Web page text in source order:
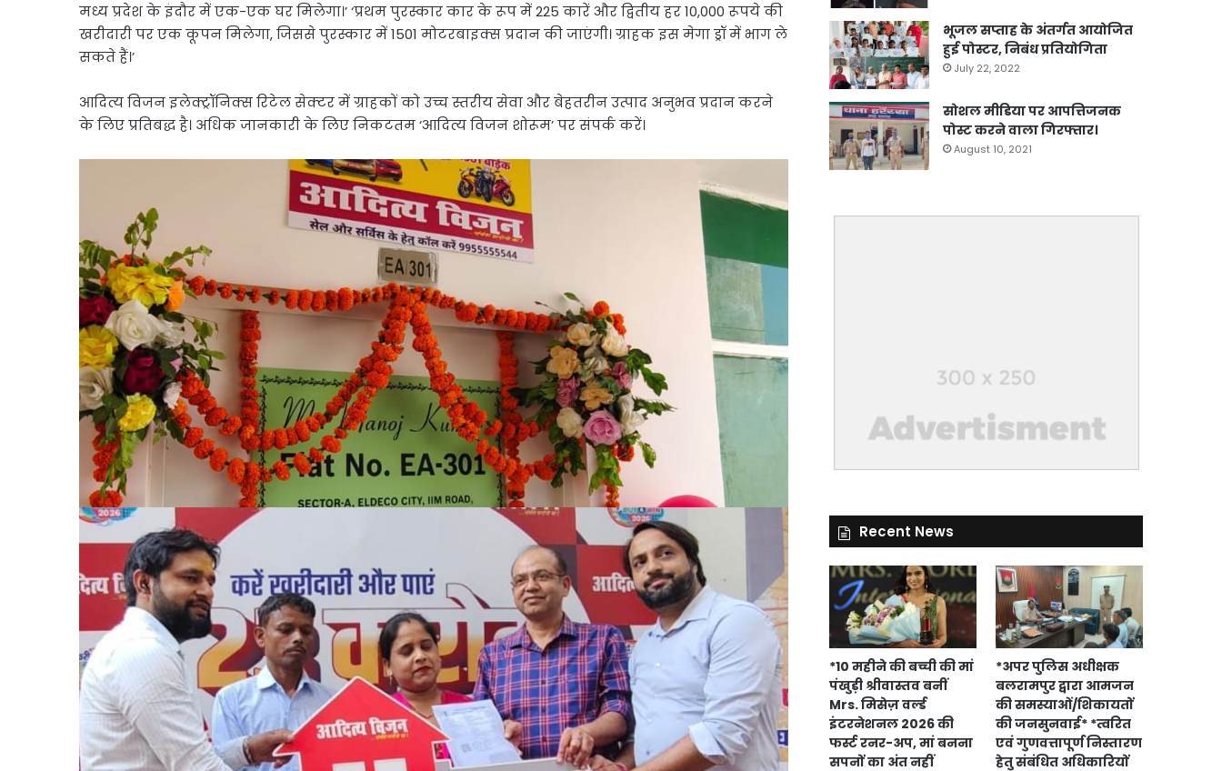
मध्य प्रदेश के इंदौर में एक-एक घर मिलेगा।’ ‘प्रथम पुरस्कार कार के रूप में 225 कारें और द्वितीय हर 10,000 रूपये की
खरीदारी पर एक कूपन मिलेगा, जिससे पुरस्कार में 1501 मोटरबाइक्स प्रदान की जाएंगी। ग्राहक इस मेगा ड्रॉ में भाग ले
सकते हैं।’
आदित्य विजन इलेक्ट्रॉनिक्स रिटेल सेक्टर में ग्राहकों को उच्च स्तरीय सेवा और बेहतरीन उत्पाद अनुभव प्रदान करने
के लिए प्रतिबद्ध है। अधिक जानकारी के लिए निकटतम ‘आदित्य विजन शोरूम’ पर संपर्क करें।
भूजल सप्ताह के अंतर्गत आयोजित
हुई पोस्टर, निबंध प्रतियोगिता
July 22, 2022
सोशल मीडिया पर आपत्तिजनक
पोस्ट करने वाला गिरफ्तार।
August 10, 2021
Recent News
*10 महीने की बच्ची की मां
पंखुड़ी श्रीवास्तव बनीं
Mrs. मिसेज़ वर्ल्ड
इंटरनेशनल 2026 की
फर्स्ट रनर-अप, मां बनना
सपनों का अंत नहीं
*अपर पुलिस अधीक्षक
बलरामपुर द्वारा आमजन
की समस्याओं/शिकायतों
की जनसुनवाई* *त्वरित
एवं गुणवत्तापूर्ण निस्तारण
हेतु संबंधित अधिकारियों